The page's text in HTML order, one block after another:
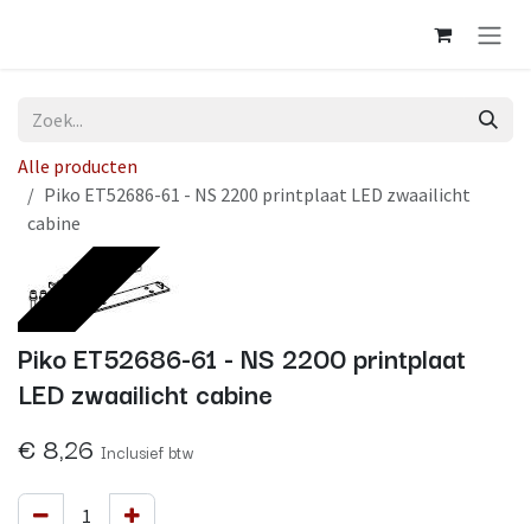
Alle producten
Piko ET52686-61 - NS 2200 printplaat LED zwaailicht
cabine
Op voorraad
Piko ET52686-61 - NS 2200 printplaat
LED zwaailicht cabine
€ 8,26 Inclusief btw